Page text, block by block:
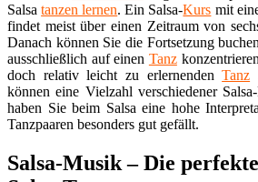
Salsatanzen lernen. Ein Salsa-Kurs mit
findet meist über einen Zeitraum von
Danach können Sie die Fortsetzung
ausschließlich auf einen Tanz
doch relativ leicht zu erlernendenTanz
können eine Vielzahl verschiedener
haben Sie beim Salsa eine hohe
Tanzpaaren besonders gut gefällt.
Salsa-Musik – Die